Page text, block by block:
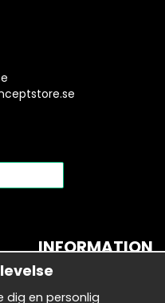
INFORMATION
Nyhetsbrev
dig en personlig